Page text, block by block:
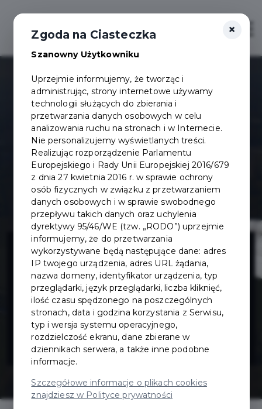
Mostek na
kanale Raduni
przy granicy z
Gdańskiem
×
Zgoda na Ciasteczka
Szanowny Użytkowniku
Uprzejmie informujemy, że tworząc i
administrując, strony internetowe używamy
technologii służących do zbierania i
przetwarzania danych osobowych w celu
analizowania ruchu na stronach i w Internecie.
Nie personalizujemy wyświetlanych treści.
Realizując rozporządzenie Parlamentu
Europejskiego i Rady Unii Europejskiej 2016/679
z dnia 27 kwietnia 2016 r. w sprawie ochrony
osób fizycznych w związku z przetwarzaniem
danych osobowych i w sprawie swobodnego
przepływu takich danych oraz uchylenia
dyrektywy 95/46/WE (tzw. „RODO”) uprzejmie
informujemy, że do przetwarzania
wykorzystywane będą następujące dane: adres
IP twojego urządzenia, adres URL żądania,
nazwa domeny, identyfikator urządzenia, typ
przeglądarki, język przeglądarki, liczba kliknięć,
ilość czasu spędzonego na poszczególnych
stronach, data i godzina korzystania z Serwisu,
typ i wersja systemu operacyjnego,
rozdzielczość ekranu, dane zbierane w
dziennikach serwera, a także inne podobne
informacje.
Szczegółowe informacje o plikach cookies
znajdziesz w Polityce prywatności